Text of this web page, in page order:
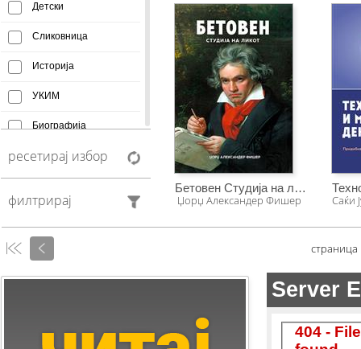
Детски
Сликовница
Историја
УКИМ
Биографија
Афоризми
Манускрипт
Антологија
Колумни
ресетирај избор
филтрирај
Бетовен Студија на ликот
Џорџ Александер Фишер Саќи
страница